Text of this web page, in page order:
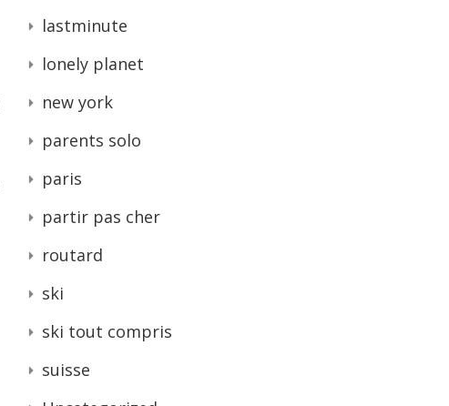
lastminute
lonely planet
new york
parents solo
paris
partir pas cher
routard
ski
ski tout compris
suisse